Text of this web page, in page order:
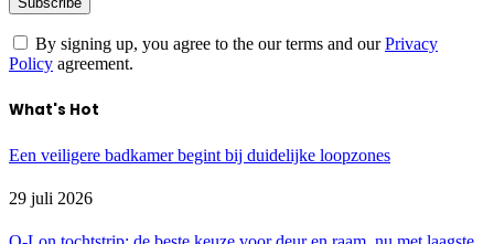
By signing up, you agree to the our terms and ourPrivacy
Policy agreement.
What's Hot
Een veiligere badkamer begint bij duidelijke loopzones
29 juli 2026